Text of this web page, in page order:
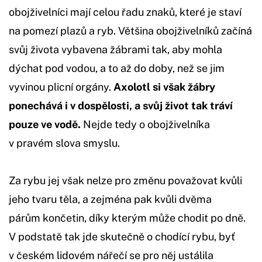
obojživelníci mají celou řadu znaků, které je staví
na pomezí plazů a ryb. Většina obojživelníků začíná
svůj života vybavena žábrami tak, aby mohla
dýchat pod vodou, a to až do doby, než se jim
vyvinou plicní orgány. Axolotl si však žábry
ponechává i v dospělosti, a svůj život tak tráví
pouze ve vodě. Nejde tedy o obojživelníka
v pravém slova smyslu.
Za rybu jej však nelze pro změnu považovat kvůli
jeho tvaru těla, a zejména pak kvůli dvěma
párům končetin, díky kterým může chodit po dně.
V podstatě tak jde skutečně o chodící rybu, byť
v českém lidovém nářečí se pro něj ustálila